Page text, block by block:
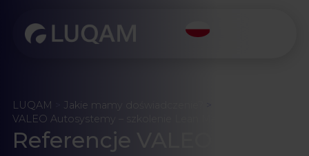
LUQAM Jakie mamy doświadczenie?
VALEO Autosystemy – szkolenie Lean Manufacturing
Referencje VALEO